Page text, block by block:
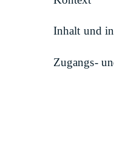
Inhalt und
Zugangs-